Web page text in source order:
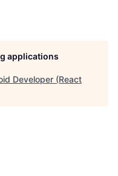
applications
Developer (React